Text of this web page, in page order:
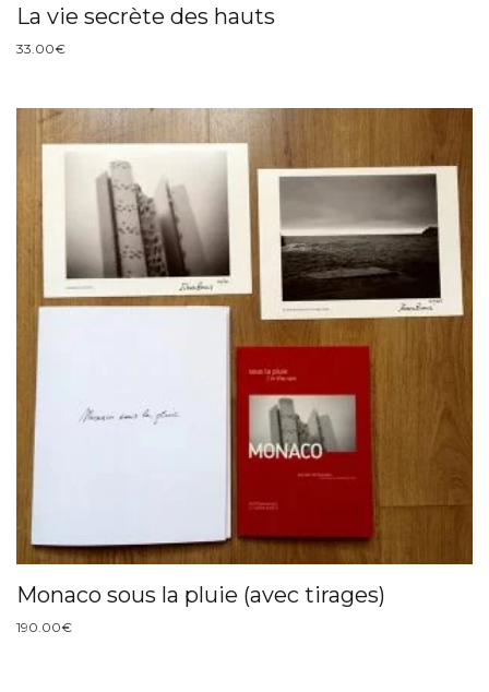
La vie secrète des hauts
33.00€
Monaco sous la pluie (avec tirages)
190.00€